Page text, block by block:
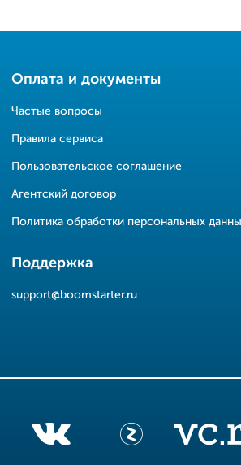
Оплата и документы
Частые вопросы
Правила сервиса
Пользовательское соглашение
Агентский договор
Политика обработки персональных
Поддержка
support@boomstarter.ru